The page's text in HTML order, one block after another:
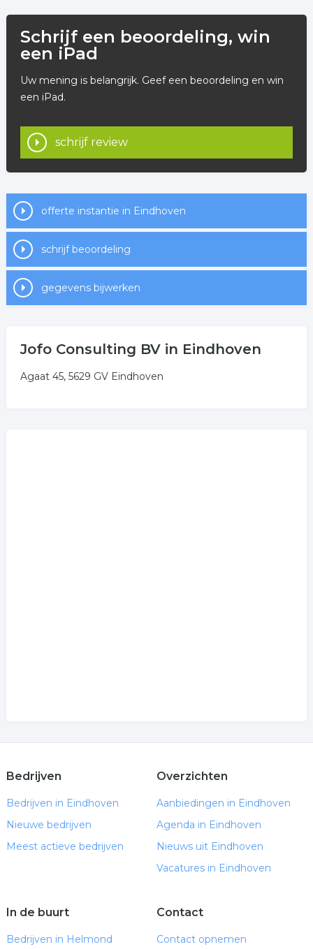
Schrijf een beoordeling, win
een iPad
Uw mening is belangrijk. Geef een beoordeling en win
een iPad.
schrijf review
offerte instantie in Eindhoven
schrijf beoordeling
gegevens bijwerken
Jofo Consulting BV in Eindhoven
Agaat 45, 5629 GV Eindhoven
Bedrijven
Bedrijven in Eindhoven
Nieuwe bedrijven
Meest actieve bedrijven
Overzichten
Aanbiedingen in Eindhoven
Agenda in Eindhoven
Nieuws uit Eindhoven
Vacatures in Eindhoven
In de buurt
Bedrijven in Helmond
Contact
Contact opnemen